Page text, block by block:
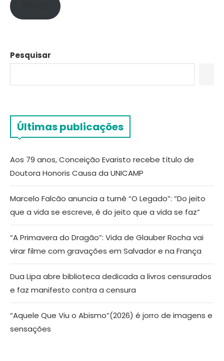
Pesquisar
Últimas publicações
Aos 79 anos, Conceição Evaristo recebe título de
Doutora Honoris Causa da UNICAMP
Marcelo Falcão anuncia a turnê “O Legado”: “Do jeito
que a vida se escreve, é do jeito que a vida se faz”
“A Primavera do Dragão”: Vida de Glauber Rocha vai
virar filme com gravações em Salvador e na França
Dua Lipa abre biblioteca dedicada a livros censurados
e faz manifesto contra a censura
“Aquele Que Viu o Abismo”(2026) é jorro de imagens e
sensações